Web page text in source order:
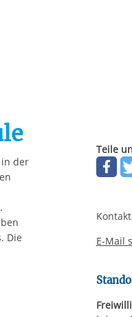
in der
Die
Teile
E-Mail